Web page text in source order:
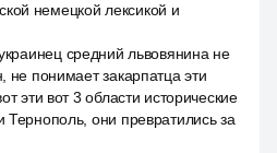
немецкой лексикой и
средний львовянина не
не понимает закарпатца эти
эти вот 3 области исторические
они превратились за